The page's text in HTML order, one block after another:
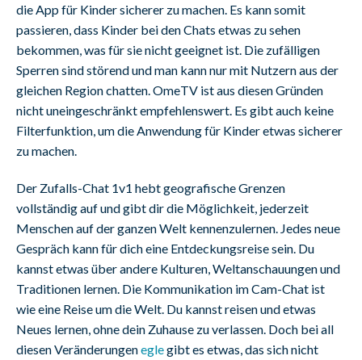
die App für Kinder sicherer zu machen. Es kann somit
passieren, dass Kinder bei den Chats etwas zu sehen
bekommen, was für sie nicht geeignet ist. Die zufälligen
Sperren sind störend und man kann nur mit Nutzern aus der
gleichen Region chatten. OmeTV ist aus diesen Gründen
nicht uneingeschränkt empfehlenswert. Es gibt auch keine
Filterfunktion, um die Anwendung für Kinder etwas sicherer
zu machen.
Der Zufalls-Chat 1v1 hebt geografische Grenzen
vollständig auf und gibt dir die Möglichkeit, jederzeit
Menschen auf der ganzen Welt kennenzulernen. Jedes neue
Gespräch kann für dich eine Entdeckungsreise sein. Du
kannst etwas über andere Kulturen, Weltanschauungen und
Traditionen lernen. Die Kommunikation im Cam-Chat ist
wie eine Reise um die Welt. Du kannst reisen und etwas
Neues lernen, ohne dein Zuhause zu verlassen. Doch bei all
diesen Veränderungeneglegibt es etwas, das sich nicht